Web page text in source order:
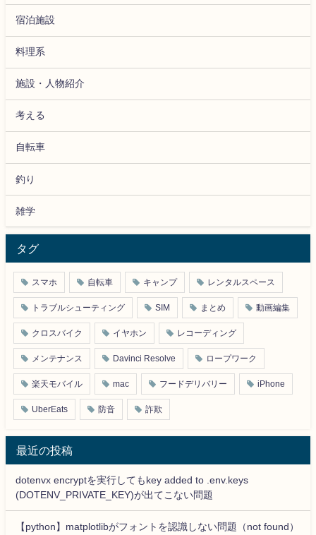
宿泊施設
料理系
施設・人物紹介
考える
自転車
釣り
雑学
タグ
スマホ 自転車 キャンプ レンタルスペース
トラブルシューティング SIM まとめ 動画編集
クロスバイク イヤホン レコーディング
メンテナンス Davinci Resolve ロープワーク
楽天モバイル mac フードデリバリー iPhone
UberEats 防音 詐欺
最近の投稿
dotenvx encryptを実行してもkey added to .env.keys
(DOTENV_PRIVATE_KEY)が出てこない問題
【python】matplotlibがフォントを認識しない問題（not found）